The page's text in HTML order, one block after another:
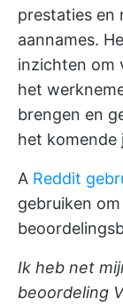
prestaties en
aannames.
inzichten om
het
brengen en
het komende
A Reddit
gebruiken
Ik heb net
beoordeling